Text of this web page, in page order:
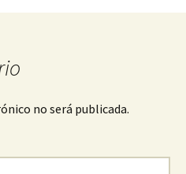
no será publicada.